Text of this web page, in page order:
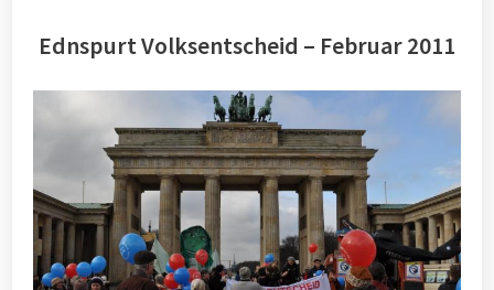
Ednspurt Volksentscheid – Februar 2011